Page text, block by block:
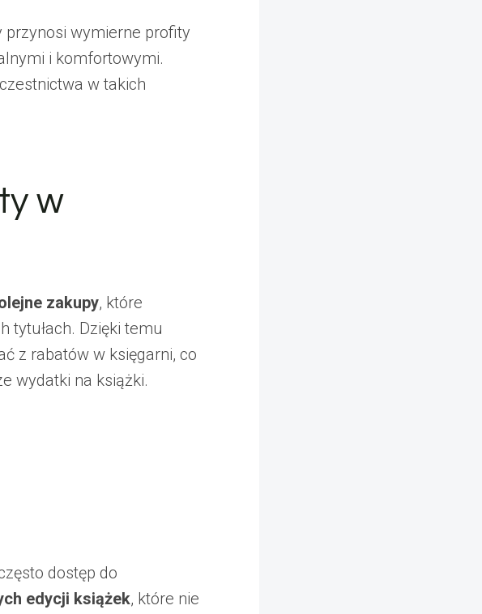
wymierne profity
i komfortowymi.
w takich
w
zakupy, które
tytułach. Dzięki temu
z rabatów w księgarni, co
wydatki na książki.
dostęp do
edycji książek, które nie